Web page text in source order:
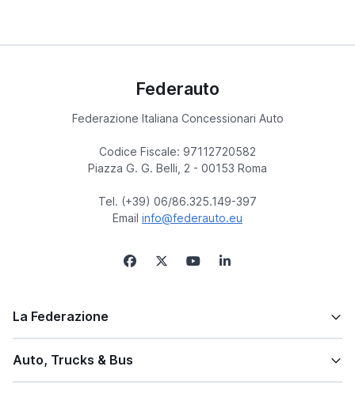
Federauto
Federazione Italiana Concessionari Auto
Codice Fiscale: 97112720582
Piazza G. G. Belli, 2 - 00153 Roma
Tel. (+39) 06/86.325.149-397
Email info@federauto.eu
La Federazione
Auto, Trucks & Bus